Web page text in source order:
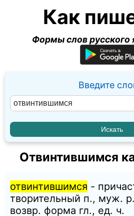
Как
Формы слов русского
Введите
Отвинтившимся
отвинтившимся -
творительный п., муж.
возвр. форма гл., ед. ч.